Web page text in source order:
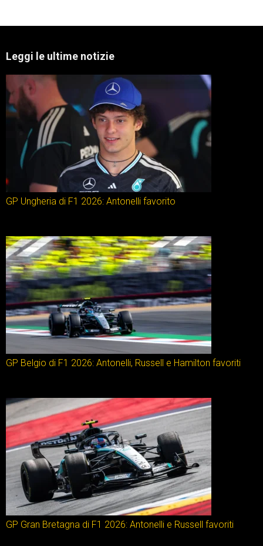
Leggi le ultime notizie
GP Ungheria di F1 2026: Antonelli favorito
GP Belgio di F1 2026: Antonelli, Russell e Hamilton favoriti
GP Gran Bretagna di F1 2026: Antonelli e Russell favoriti